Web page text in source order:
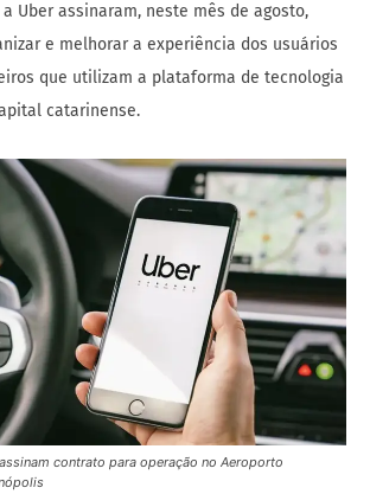
Uber assinaram, neste mês de agosto,
e melhorar a experiência dos usuários
que utilizam a plataforma de tecnologia
catarinense.
contrato para operação no Aeroporto